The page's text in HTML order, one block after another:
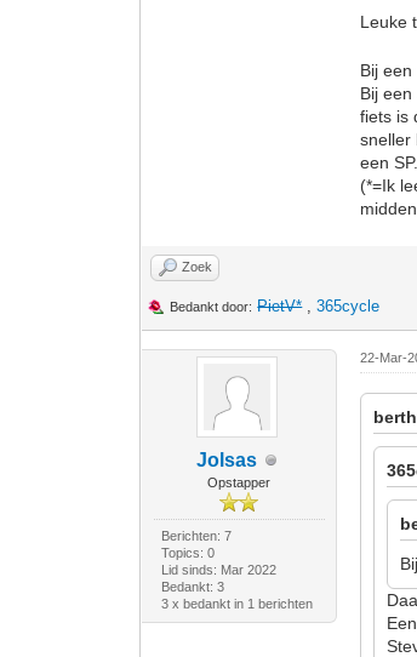
Leuke
Bij
Bij
fiets is
sneller
een SP.
(*=Ik
Zoek
Bedankt door: PietV*,365cycle
Jolsas
Opstapper
Berichten: 7
Topics: 0
Lid sinds: Mar 2022
Bedankt: 3
3 x bedankt in 1 berichten
22-Mar-